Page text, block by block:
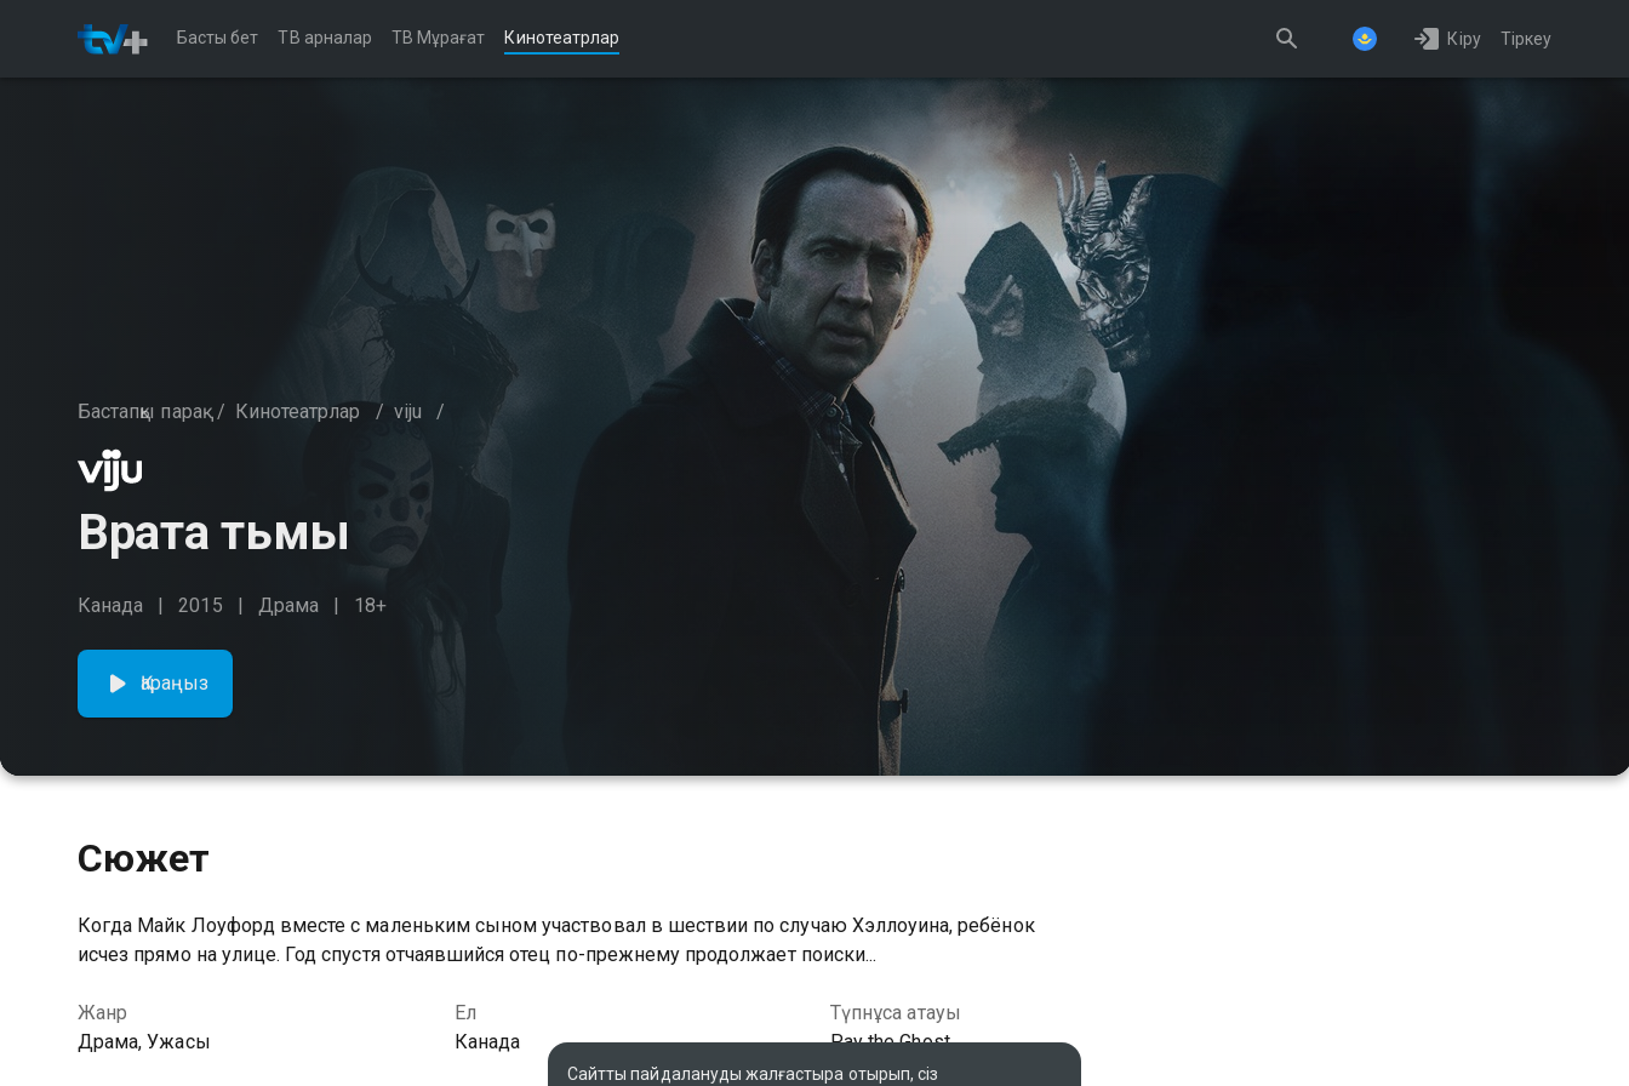
Басты бет ТВ арналар ТВ Мұрағат Кинотеатрлар Кіру Тіркеу
Бастапқы парақ / Кинотеатрлар / viju /
Врата тьмы
Канада 2015 Драма 18+
Қараңыз
Сюжет
Когда Майк Лоуфорд вместе с маленьким сыном участвовал в шествии по случаю Хэллоуина, ребёнок
исчез прямо на улице. Год спустя отчаявшийся отец по-прежнему продолжает поиски...
Жанр
Драма, Ужасы
Ел
Канада
Түпнұсқа атауы
Pay the Ghost
Сайтты пайдалануды жалғастыра отырып, сіз